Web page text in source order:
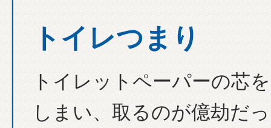
トイレつまり
トイレットペーパーの芯
しまい、取るのが億劫だ